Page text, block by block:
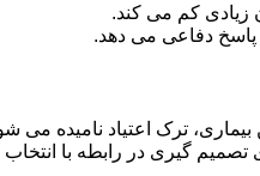
زیادی کم می کند.
دفاعی می دهد.
بیماری، ترک اعتیاد
گیری در رابطه با